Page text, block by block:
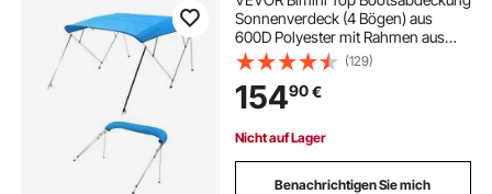
Sonnenverdeck (4 Bögen) aus
600D Polyester mit Rahmen aus
Aluminiumlegierung, wasserdichte
Sonnenschutz-Bootsmarkise mit
Aufbewahrungstasche, 170-183 cm
(B) Blau
(129)
15490€
Nicht auf Lager
Benachrichtigen Sie mich